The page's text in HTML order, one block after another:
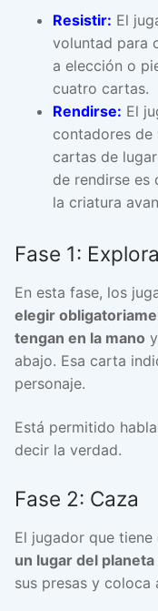
Resistir: El
voluntad para
a elección o
cuatro cartas.
Rendirse: El
contadores
cartas de
de rendirse es
la criatura
Fase 1:
En esta fase, los
elegir
tengan en la mano
abajo. Esa carta
personaje.
Está permitido
decir la verdad.
Fase 2: Caza
El jugador que tiene
un lugar del
sus presas y coloca